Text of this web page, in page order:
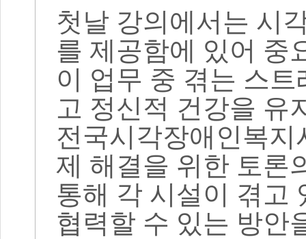
첫날 강의에서는 시
를 제공함에 있어 중
이 업무 중 겪는 스
고 정신적 건강을 유
전국시각장애인복
제 해결을 위한 토론
통해 각 시설이 겪고
협력할 수 있는 방안